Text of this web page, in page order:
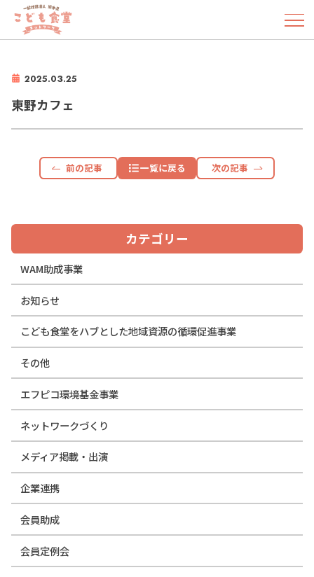
2025.03.25
東野カフェ
前の記事 一覧に戻る 次の記事
カテゴリー
WAM助成事業
お知らせ
こども食堂をハブとした地域資源の循環促進事業
その他
エフピコ環境基金事業
ネットワークづくり
メディア掲載・出演
企業連携
会員助成
会員定例会